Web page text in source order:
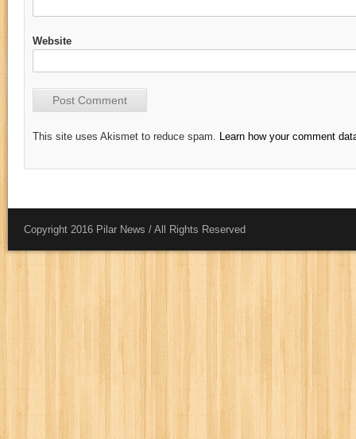
Website
This site uses Akismet to reduce spam. Learn how your comment
Copyright 2016 Pilar News / All Rights Reserved